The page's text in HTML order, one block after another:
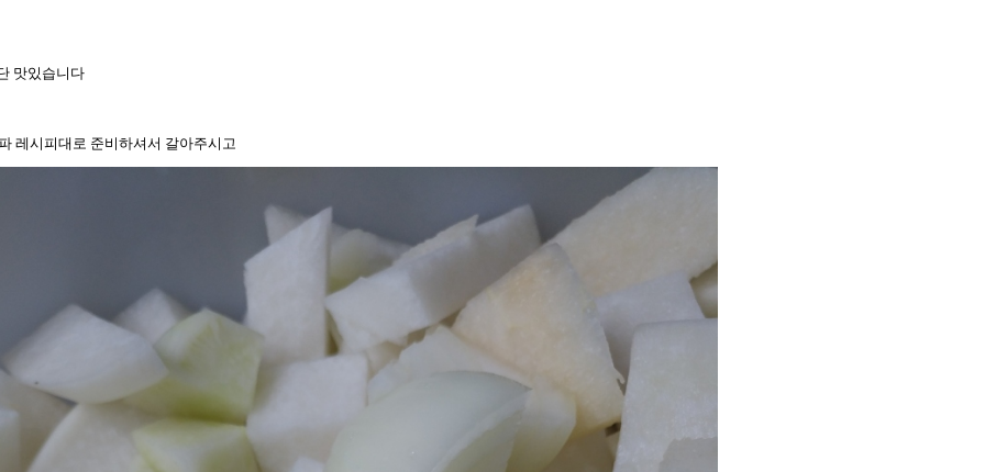
맛있습니다
레시피대로 준비하셔서 갈아주시고